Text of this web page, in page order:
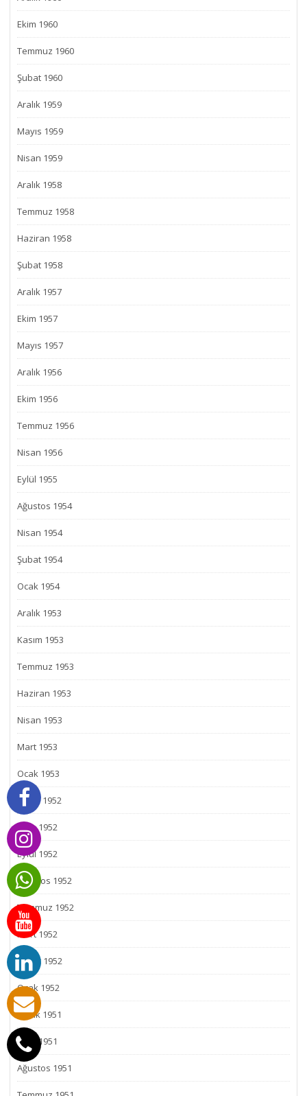
Ekim 1960
Temmuz 1960
Şubat 1960
Aralık 1959
Mayıs 1959
Nisan 1959
Aralık 1958
Temmuz 1958
Haziran 1958
Şubat 1958
Aralık 1957
Ekim 1957
Mayıs 1957
Aralık 1956
Ekim 1956
Temmuz 1956
Nisan 1956
Eylül 1955
Ağustos 1954
Nisan 1954
Şubat 1954
Ocak 1954
Aralık 1953
Kasım 1953
Temmuz 1953
Haziran 1953
Nisan 1953
Mart 1953
Ocak 1953
Aralık 1952
Ekim 1952
Eylül 1952
Ağustos 1952
Temmuz 1952
Mart 1952
Şubat 1952
Ocak 1952
Aralık 1951
Ekim 1951
Ağustos 1951